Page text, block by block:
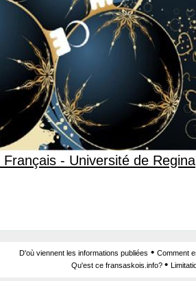
Français - Université de Regina
D'où viennent les informations publiées • Comment
Qu'est ce fransaskois.info? •